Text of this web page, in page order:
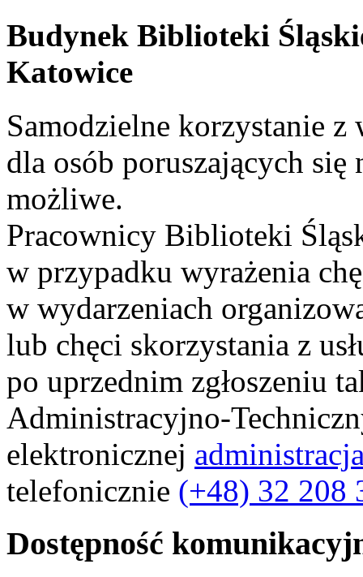
Budynek Biblioteki
Katowice
Samodzielne korzystanie z
dla osób poruszających
możliwe.
Pracownicy Biblioteki
w przypadku wyrażenia
w wydarzeniach
lub chęci skorzystania z
po uprzednim zgłoszeniu
Administracyjno-
elektronicznej
telefonicznie (+48) 32 208
Dostępność